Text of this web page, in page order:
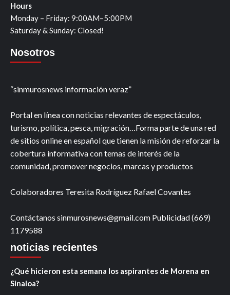
Hours
Monday – Friday: 9:00AM–5:00PM
Saturday & Sunday: Closed!
Nosotros
“sinmurosnews información veraz”
Portal en línea con noticias relevantes de espectáculos,
turismo, política, pesca, migración…Forma parte de una red
de sitios online en español que tienen la misión de reforzar la
cobertura informativa con temas de interés de la
comunidad, promover negocios, marcas y productos
Colaboradores Teresita Rodríguez Rafael Covantes
Contáctanos sinmurosnews@gmail.com Publicidad (669)
1179588
noticias recientes
¿Qué hicieron esta semana los aspirantes de Morena en
Sinaloa?